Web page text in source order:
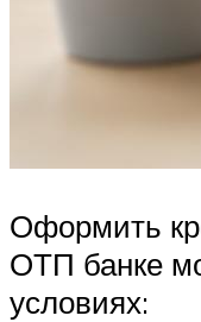
Оформить
ОТП банке
условиях: